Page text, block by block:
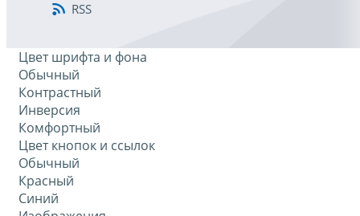
RSS
Цвет шрифта и фона
Обычный
Контрастный
Инверсия
Комфортный
Цвет кнопок и ссылок
Обычный
Красный
Синий